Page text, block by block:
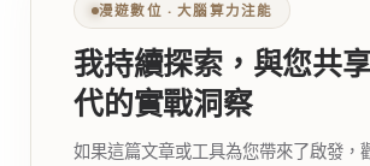
漫遊數位 ‧ 大腦算力注能
我持續探索，與您共
代的實戰洞察
如果這篇文章或工具為您帶來了啟發，